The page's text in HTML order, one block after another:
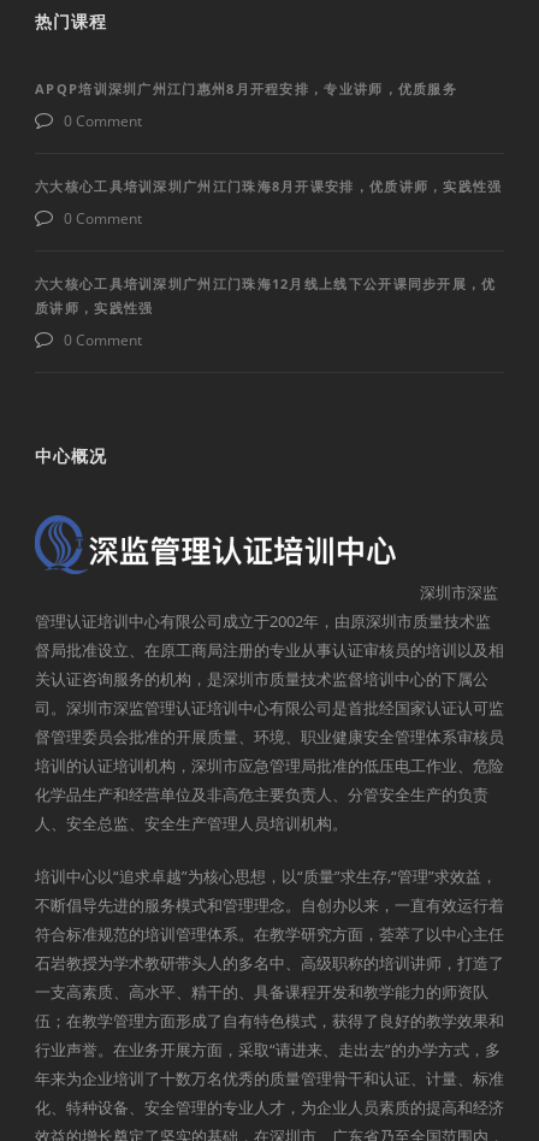
热门课程
APQP培训深圳广州江门惠州8月开程安排，专业讲师，优质服务
0 Comment
六大核心工具培训深圳广州江门珠海8月开课安排，优质讲师，实践性强
0 Comment
六大核心工具培训深圳广州江门珠海12月线上线下公开课同步开展，优
质讲师，实践性强
0 Comment
中心概况
深圳市深监
管理认证培训中心有限公司成立于2002年，由原深圳市质量技术监
督局批准设立、在原工商局注册的专业从事认证审核员的培训以及相
关认证咨询服务的机构，是深圳市质量技术监督培训中心的下属公
司。深圳市深监管理认证培训中心有限公司是首批经国家认证认可监
督管理委员会批准的开展质量、环境、职业健康安全管理体系审核员
培训的认证培训机构，深圳市应急管理局批准的低压电工作业、危险
化学品生产和经营单位及非高危主要负责人、分管安全生产的负责
人、安全总监、安全生产管理人员培训机构。
培训中心以“追求卓越”为核心思想，以“质量”求生存,“管理”求效益，
不断倡导先进的服务模式和管理理念。自创办以来，一直有效运行着
符合标准规范的培训管理体系。在教学研究方面，荟萃了以中心主任
石岩教授为学术教研带头人的多名中、高级职称的培训讲师，打造了
一支高素质、高水平、精干的、具备课程开发和教学能力的师资队
伍；在教学管理方面形成了自有特色模式，获得了良好的教学效果和
行业声誉。在业务开展方面，采取“请进来、走出去”的办学方式，多
年来为企业培训了十数万名优秀的质量管理骨干和认证、计量、标准
化、特种设备、安全管理的专业人才，为企业人员素质的提高和经济
效益的增长奠定了坚实的基础，在深圳市、广东省乃至全国范围内，